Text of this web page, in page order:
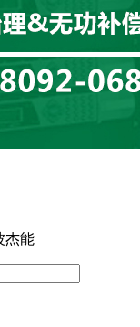
杰能